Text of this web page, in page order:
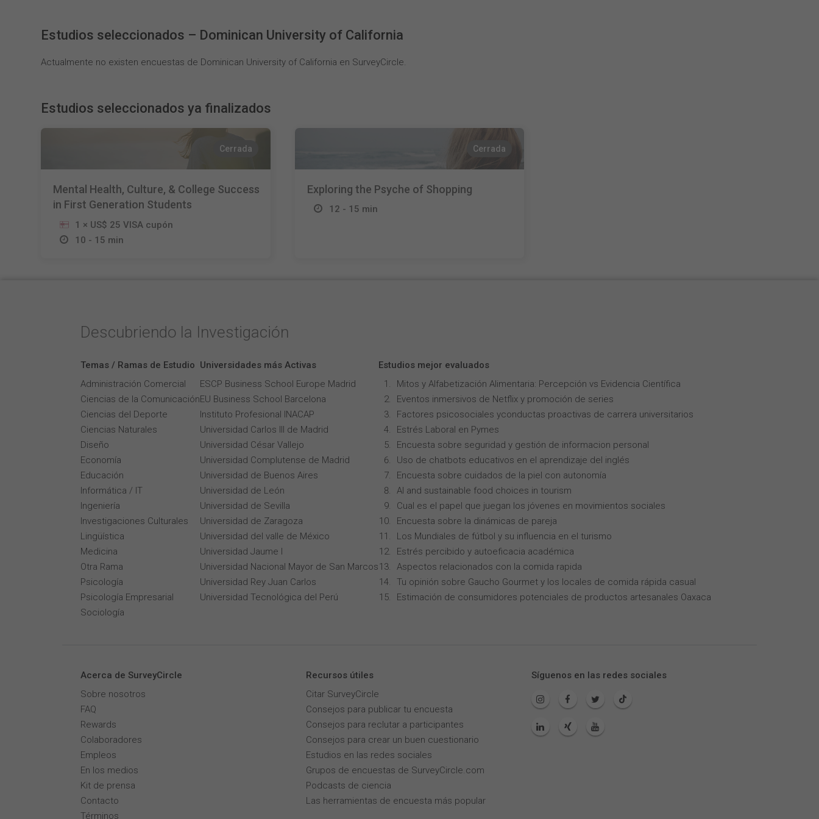
Estudios seleccionados – Dominican University of California
Actualmente no existen encuestas de Dominican University of California en SurveyCircle.
Estudios seleccionados ya finalizados
Cerrada
Mental Health, Culture, & College Success
in First Generation Students
1 × US$ 25 VISA cupón
10 - 15 min
Cerrada
Exploring the Psyche of Shopping
12 - 15 min
Descubriendo la Investigación
Temas / Ramas de Estudio
Administración Comercial
Ciencias de la Comunicación
Ciencias del Deporte
Ciencias Naturales
Diseño
Economía
Educación
Informática / IT
Ingeniería
Investigaciones Culturales
Lingüística
Medicina
Otra Rama
Psicología
Psicología Empresarial
Sociología
Universidades más Activas
ESCP Business School Europe Madrid
EU Business School Barcelona
Instituto Profesional INACAP
Universidad Carlos III de Madrid
Universidad César Vallejo
Universidad Complutense de Madrid
Universidad de Buenos Aires
Universidad de León
Universidad de Sevilla
Universidad de Zaragoza
Universidad del valle de México
Universidad Jaume I
Universidad Nacional Mayor de San Marcos
Universidad Rey Juan Carlos
Universidad Tecnológica del Perú
Estudios mejor evaluados
Mitos y Alfabetización Alimentaria: Percepción vs Evidencia Científica
Eventos inmersivos de Netflix y promoción de series
Factores psicosociales yconductas proactivas de carrera universitarios
Estrés Laboral en Pymes
Encuesta sobre seguridad y gestión de informacion personal
Uso de chatbots educativos en el aprendizaje del inglés
Encuesta sobre cuidados de la piel con autonomía
AI and sustainable food choices in tourism
Cual es el papel que juegan los jóvenes en movimientos sociales
Encuesta sobre la dinámicas de pareja
Los Mundiales de fútbol y su influencia en el turismo
Estrés percibido y autoeficacia académica
Aspectos relacionados con la comida rapida
Tu opinión sobre Gaucho Gourmet y los locales de comida rápida casual
Estimación de consumidores potenciales de productos artesanales Oaxaca
Acerca de SurveyCircle
Sobre nosotros
FAQ
Rewards
Colaboradores
Empleos
En los medios
Kit de prensa
Contacto
Términos
Recursos útiles
Citar SurveyCircle
Consejos para publicar tu encuesta
Consejos para reclutar a participantes
Consejos para crear un buen cuestionario
Estudios en las redes sociales
Grupos de encuestas de SurveyCircle.com
Podcasts de ciencia
Las herramientas de encuesta más popular
Síguenos en las redes sociales